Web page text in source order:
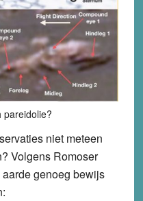
pareidolie?
niet meteen
Volgens Romoser
genoeg bewijs